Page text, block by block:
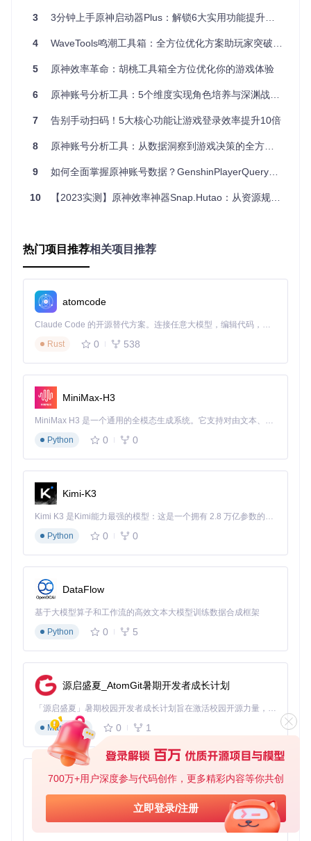
700万+用户深度参与代码创作，更多精彩内容等你共创
立即登录/注册
实战中表现突出，哪些角色的潜力尚未充分发挥。例如，通过
空间；而击败敌人数量统计则有助于调整队伍配置，实现战斗
玩家突破瓶颈期。
深境螺旋战斗数据分析
三步上手：从安装到查询的完整指南
使用这款工具仅需简单三步，即可完成从环境搭建到数据获取
打开终端，执行以下命令克隆项目仓库：
编译运行程序
进入项目目录，双击打开
方案文件，在Visual Studio中完成编译后启动程序。
执行数据查询
在主界面输入原神UID，选择对应服务器，点击"查询玩家
提示所需环境配置，按照指引操作即可顺利完成设置。
实战价值：数据驱动的培养决策
提升：角色培养方向更加明确，资源浪费减少；深渊通关效率
提高，策略调整更具针对性；账号整体进度可视化，长期规划
更加清晰。无论是新手玩家还是资深旅行者，都能从中获得适
合自己的数据分析支持，让每一份资源投入都能产生最大效
🎯 核心优势：
全面性
：覆盖角色、装备、深渊等多维度数据
直观性：图表化展示，复杂数据一目了然
实用性：直接指导培养决策，优化资源分配
常见疑问解答
Q：使用该工具是否会泄露账号信息？
等敏感信息，安全性有充分保障。
Q：支持哪些服务器的数据查询？
A：目前已支持国服、国际服等多个服务器版本，满足不同地
Q：数据同步方式是怎样的？
A：工具采用实时查询机制，每次点击查询按钮都会获取最新
数据，确保信息时效性。如需离线查看历史数据，可通过导出
功能保存分析报告。
Q：是否需要具备编程知识才能使用？
A：完全不需要。工具提供图形化操作界面，所有功能通过直
观的按钮和菜单实现，零基础玩家也能轻松上手。
通过这款数据查询工具，旅行者可以告别经验主义的培养方
3 3分钟上手原神启动器Plus：解锁6大实用功能提升游戏体验
4 WaveTools鸣潮工具箱：全方位优化方案助玩家突破性能瓶颈与账号管理难题
5 原神效率革命：胡桃工具箱全方位优化你的游戏体验
6 原神账号分析工具：5个维度实现角色培养与深渊战绩的效率革命
7 告别手动扫码！5大核心功能让游戏登录效率提升10倍
8 原神账号分析工具：从数据洞察到游戏决策的全方位解决方案
9 如何全面掌握原神账号数据？GenshinPlayerQuery让角色培养效率提升40%+
10 【2023实测】原神效率神器Snap.Hutao：从资源规划到深渊满星的完整攻略
热门项目推荐相关项目推荐
atomcode
Claude Code 的开源替代方案。连接任意大模型，编辑代码，运行命令，自动验证 — 全自动执行。用 Rust 构建，极致性能。 ｜ An open-source alternative to Claude Code. Connect any LLM, edit code, run commands, and verify changes — autonomously. Built in Rust for speed. Get Started
Rust
0 538
MiniMax-H3
MiniMax H3 是一个通用的全模态生成系统。它支持对由文本、图像、视频和音频组成的多模态上下文进行统一理解，并能生成分辨率高达 2K、时长可达 15 秒的带原生立体声音频的视频。得益于面向任务泛化的系统设计，H3 在预训练阶段就已具备广泛的多模态上下文理解与生成能力，能够出色地执行复杂的多模态指令。
Python
0 0
Kimi-K3
Kimi K3 是Kimi能力最强的模型：这是一个拥有 2.8 万亿参数的混合专家（MoE）模型，具备原生视觉理解能力，并支持 100 万 token 的上下文窗口。
Python
0 0
DataFlow
基于大模型算子和工作流的高效文本大模型训练数据合成框架
Python
0 5
源启盛夏_AtomGit暑期开发者成长计划
「源启盛夏」暑期校园开发者成长计划旨在激活校园开源力量，通过积分激励、认证扶持、资源倾斜等形式，引导高校组织和开发者完成「入驻 — 建项目 — 做贡献 — 获认证 — 得资源」的完整闭环。无论你是想带领社团入驻平台的组织者，还是希望用代码贡献证明自己的开发者，都能在这里找到属于你的成长路径。
Markdown
0 1
py-xiaozhi
基于Python的Xiaozhi AI，适用于想要完整Xiaozhi体验而无需拥有专用硬件的用户。
Python
0 1